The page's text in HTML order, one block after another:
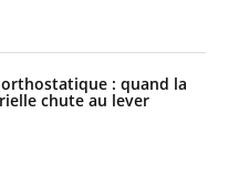
: quand la
chute au lever